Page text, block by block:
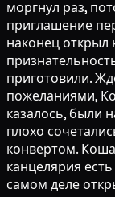
моргнул раз,
приглашение
наконец
приготовили.
пожеланиями,
казалось, были
плохо
конвертом.
канцелярия
самом деле